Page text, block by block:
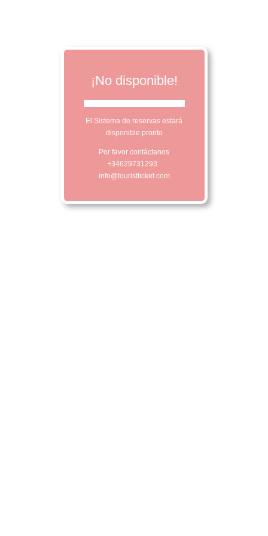
¡No disponible!
El Sistema de reservas estará
disponible pronto
Por favor contáctanos
+34629731293
info@touristticket.com